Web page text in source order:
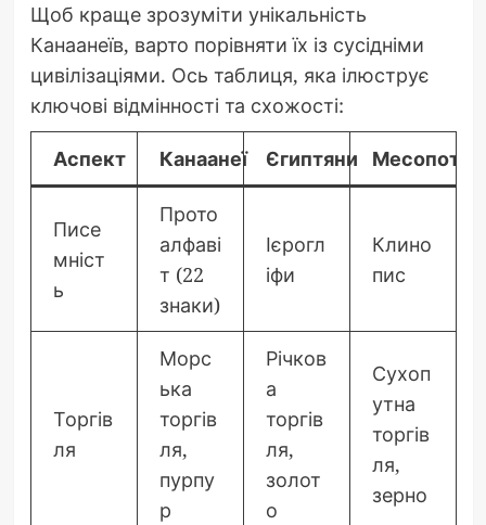
Щоб краще зрозуміти унікальність
Канаанеїв, варто порівняти їх із сусідніми
цивілізаціями. Ось таблиця, яка ілюструє
ключові відмінності та схожості:
Аспект Канаанеї Єгиптяни
Писе
мніст
ь
Прото
алфаві
т (22
знаки)
Ієрогл
іфи
Клино
пис
Торгів
ля
Морс
ька
торгів
ля,
пурпу
р
Річков
а
торгів
ля,
золот
о
Сухоп
утна
торгів
ля,
зерно